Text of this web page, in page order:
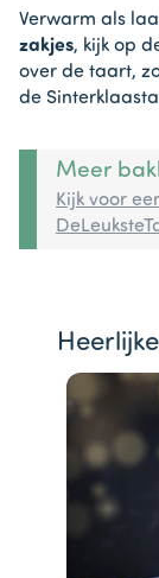
Verwarm als
zakjes, kijk op
over de taart,
de
Meer
Kijk voor